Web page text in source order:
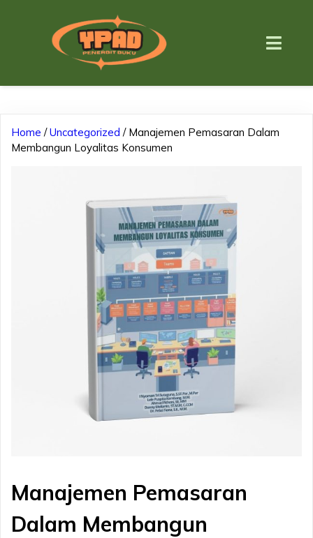
Home /Uncategorized / Manajemen Pemasaran Dalam
Membangun Loyalitas Konsumen
Manajemen Pemasaran
Dalam Membangun